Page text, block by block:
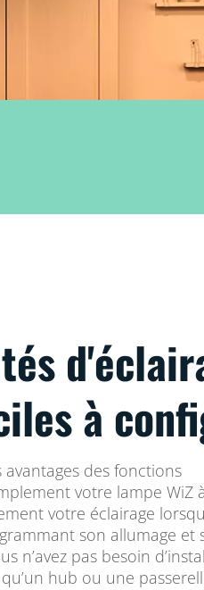
à
des fonctions
votre lampe WiZ
votre éclairage
son allumage et
n’avez pas besoin
hub ou une